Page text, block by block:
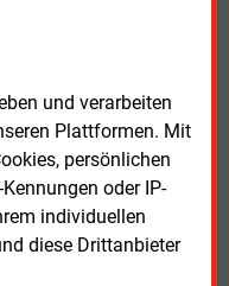
und verarbeiten
Plattformen. Mit
persönlichen
oder IP-
individuellen
diese Drittanbieter
1994 ökonomische
zum Download